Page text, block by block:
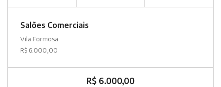
Salões Comerciais
Vila Formosa
R$ 6.000,00
R$ 6.000,00